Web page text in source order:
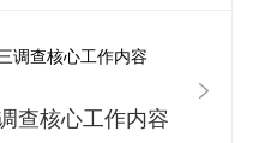
查核心工作内容